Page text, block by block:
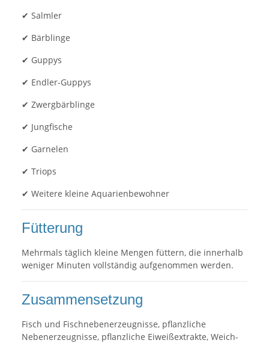
✔ Salmler
✔ Bärblinge
✔ Guppys
✔ Endler-Guppys
✔ Zwergbärblinge
✔ Jungfische
✔ Garnelen
✔ Triops
✔ Weitere kleine Aquarienbewohner
Fütterung
Mehrmals täglich kleine Mengen füttern, die innerhalb
weniger Minuten vollständig aufgenommen werden.
Zusammensetzung
Fisch und Fischnebenerzeugnisse, pflanzliche
Nebenerzeugnisse, pflanzliche Eiweißextrakte, Weich-